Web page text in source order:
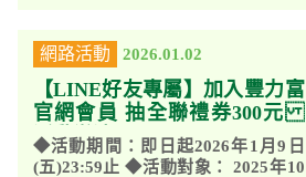
網路活動 2026.01.02
【LINE好友專屬】加入豐力富
官網會員 抽全聯禮券300元
活動辦法
◆活動期間：即日起2026年1月9日
(五)23:59止 ◆活動對象： 2025年10